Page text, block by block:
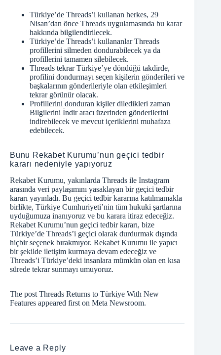
Türkiye’de Threads’i kullanan herkes, 29
Nisan’dan önce Threads uygulamasında bu karar
hakkında bilgilendirilecek.
Türkiye’de Threads’i kullananlar Threads
profillerini silmeden dondurabilecek ya da
profillerini tamamen silebilecek.
Threads tekrar Türkiye’ye döndüğü takdirde,
profilini dondurmayı seçen kişilerin gönderileri ve
başkalarının gönderileriyle olan etkileşimleri
tekrar görünür olacak.
Profillerini donduran kişiler diledikleri zaman
Bilgilerini İndir aracı üzerinden gönderilerini
indirebilecek ve mevcut içeriklerini muhafaza
edebilecek.
Bunu Rekabet Kurumu’nun geçici tedbir
kararı nedeniyle yapıyoruz
Rekabet Kurumu, yakınlarda Threads ile Instagram
arasında veri paylaşımını yasaklayan bir geçici tedbir
kararı yayınladı. Bu geçici tedbir kararına katılmamakla
birlikte, Türkiye Cumhuriyeti’nin tüm hukuki şartlarına
uyduğumuza inanıyoruz ve bu karara itiraz edeceğiz.
Rekabet Kurumu’nun geçici tedbir kararı, bize
Türkiye’de Threads’i geçici olarak durdurmak dışında
hiçbir seçenek bırakmıyor. Rekabet Kurumu ile yapıcı
bir şekilde iletişim kurmaya devam edeceğiz ve
Threads’i Türkiye’deki insanlara mümkün olan en kısa
sürede tekrar sunmayı umuyoruz.
The post Threads Returns to Türkiye With New
Features appeared first on Meta Newsroom.
Leave a Reply